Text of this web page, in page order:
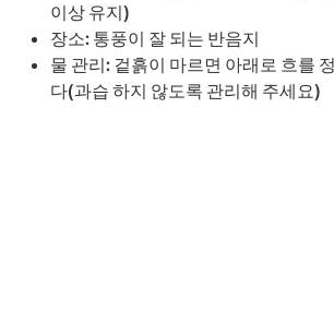
이상 유지)
장소: 통풍이 잘 되는 반음지
물 관리: 겉흙이 마르면 아래로 흐를
다(과습 하지 않도록 관리해 주세요)